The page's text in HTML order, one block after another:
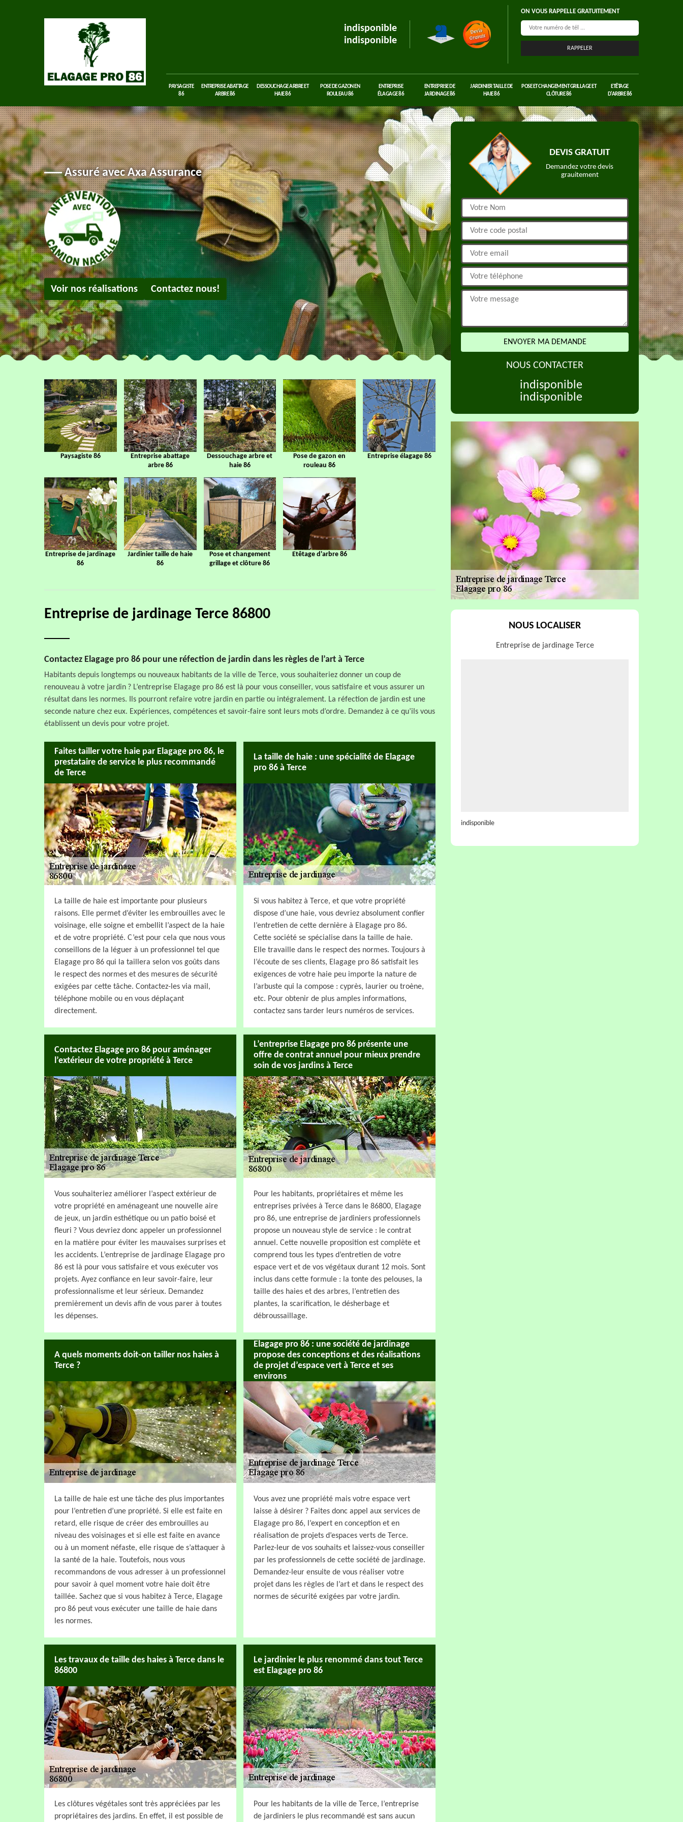
indisponible
indisponible
ON VOUS RAPPELLE GRATUITEMENT
PAYSAGISTE
86
ENTREPRISE ABATTAGE
ARBRE 86
DESSOUCHAGE ARBRE ET
HAIE 86
POSE DE GAZON EN
ROULEAU 86
ENTREPRISE
ÉLAGAGE 86
ENTREPRISE DE
JARDINAGE 86
JARDINIER TAILLE DE
HAIE 86
POSE ET CHANGEMENT GRILLAGE ET
CLÔTURE 86
ETÊTAGE
D'ARBRE 86
Assuré avec Axa Assurance
Voir nos réalisations Contactez nous!
Paysagiste 86
Entreprise abattage
arbre 86
Dessouchage arbre et
haie 86
Pose de gazon en
rouleau 86
Entreprise élagage 86
Entreprise de jardinage
86
Jardinier taille de haie
86
Pose et changement
grillage et clôture 86
Etêtage d'arbre 86
Entreprise de jardinage Terce 86800
Contactez Elagage pro 86 pour une réfection de jardin dans les règles de l’art à Terce
Habitants depuis longtemps ou nouveaux habitants de la ville de Terce, vous souhaiteriez donner un coup de
renouveau à votre jardin ? L’entreprise Elagage pro 86 est là pour vous conseiller, vous satisfaire et vous assurer un
résultat dans les normes. Ils pourront refaire votre jardin en partie ou intégralement. La réfection de jardin est une
seconde nature chez eux. Expériences, compétences et savoir-faire sont leurs mots d’ordre. Demandez à ce qu’ils vous
établissent un devis pour votre projet.
Faites tailler votre haie par Elagage pro 86, le
prestataire de service le plus recommandé
de Terce
La taille de haie est importante pour plusieurs
raisons. Elle permet d’éviter les embrouilles avec le
voisinage, elle soigne et embellit l’aspect de la haie
et de votre propriété. C’est pour cela que nous vous
conseillons de la léguer à un professionnel tel que
Elagage pro 86 qui la taillera selon vos goûts dans
le respect des normes et des mesures de sécurité
exigées par cette tâche. Contactez-les via mail,
téléphone mobile ou en vous déplaçant
directement.
La taille de haie : une spécialité de Elagage
pro 86 à Terce
Si vous habitez à Terce, et que votre propriété
dispose d’une haie, vous devriez absolument confier
l’entretien de cette dernière à Elagage pro 86.
Cette société se spécialise dans la taille de haie.
Elle travaille dans le respect des normes. Toujours à
l’écoute de ses clients, Elagage pro 86 satisfait les
exigences de votre haie peu importe la nature de
l’arbuste qui la compose : cyprès, laurier ou troène,
etc. Pour obtenir de plus amples informations,
contactez sans tarder leurs numéros de services.
Contactez Elagage pro 86 pour aménager
l’extérieur de votre propriété à Terce
Vous souhaiteriez améliorer l’aspect extérieur de
votre propriété en aménageant une nouvelle aire
de jeux, un jardin esthétique ou un patio boisé et
fleuri ? Vous devriez donc appeler un professionnel
en la matière pour éviter les mauvaises surprises et
les accidents. L’entreprise de jardinage Elagage pro
86 est là pour vous satisfaire et vous exécuter vos
projets. Ayez confiance en leur savoir-faire, leur
professionnalisme et leur sérieux. Demandez
premièrement un devis afin de vous parer à toutes
les dépenses.
L’entreprise Elagage pro 86 présente une
offre de contrat annuel pour mieux prendre
soin de vos jardins à Terce
Pour les habitants, propriétaires et même les
entreprises privées à Terce dans le 86800, Elagage
pro 86, une entreprise de jardiniers professionnels
propose un nouveau style de service : le contrat
annuel. Cette nouvelle proposition est complète et
comprend tous les types d’entretien de votre
espace vert et de vos végétaux durant 12 mois. Sont
inclus dans cette formule : la tonte des pelouses, la
taille des haies et des arbres, l’entretien des
plantes, la scarification, le désherbage et
débroussaillage.
A quels moments doit-on tailler nos haies à
Terce ?
La taille de haie est une tâche des plus importantes
pour l’entretien d’une propriété. Si elle est faite en
retard, elle risque de créer des embrouilles au
niveau des voisinages et si elle est faite en avance
ou à un moment néfaste, elle risque de s’attaquer à
la santé de la haie. Toutefois, nous vous
recommandons de vous adresser à un professionnel
pour savoir à quel moment votre haie doit être
taillée. Sachez que si vous habitez à Terce, Elagage
pro 86 peut vous exécuter une taille de haie dans
les normes.
Elagage pro 86 : une société de jardinage
propose des conceptions et des réalisations
de projet d’espace vert à Terce et ses
environs
Vous avez une propriété mais votre espace vert
laisse à désirer ? Faites donc appel aux services de
Elagage pro 86, l’expert en conception et en
réalisation de projets d’espaces verts de Terce.
Parlez-leur de vos souhaits et laissez-vous conseiller
par les professionnels de cette société de jardinage.
Demandez-leur ensuite de vous réaliser votre
projet dans les règles de l’art et dans le respect des
normes de sécurité exigées par votre jardin.
Les travaux de taille des haies à Terce dans le
86800
Les clôtures végétales sont très appréciées par les
propriétaires des jardins. En effet, il est possible de
Le jardinier le plus renommé dans tout Terce
est Elagage pro 86
Pour les habitants de la ville de Terce, l’entreprise
de jardiniers le plus recommandé est sans aucun
DEVIS GRATUIT
Demandez votre devis
grauitement
NOUS CONTACTER
indisponible
indisponible
NOUS LOCALISER
Entreprise de jardinage Terce
indisponible